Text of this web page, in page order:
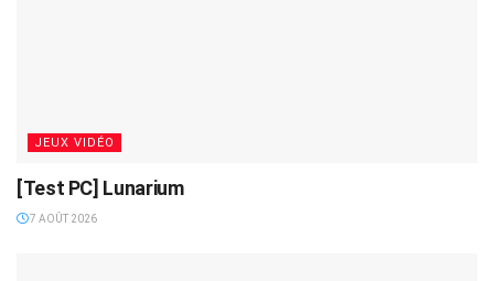
JEUX VIDÉO
[Test PC] Lunarium
7 AOÛT 2026